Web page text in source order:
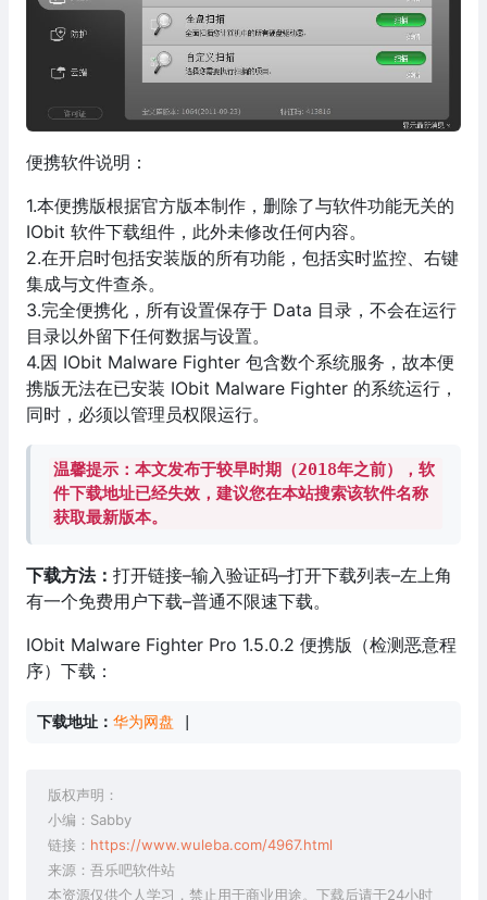
便携软件说明：
1.本便携版根据官方版本制作，删除了与软件功能无关的
IObit 软件下载组件，此外未修改任何内容。
2.在开启时包括安装版的所有功能，包括实时监控、右键
集成与文件查杀。
3.完全便携化，所有设置保存于 Data 目录，不会在运行
目录以外留下任何数据与设置。
4.因 IObit Malware Fighter 包含数个系统服务，故本便
携版无法在已安装 IObit Malware Fighter 的系统运行，
同时，必须以管理员权限运行。
温馨提示：本文发布于较早时期（2018年之前），软
件下载地址已经失效，建议您在本站搜索该软件名称
获取最新版本。
下载方法： 打开链接–输入验证码–打开下载列表–左上角
有一个免费用户下载–普通不限速下载。
IObit Malware Fighter Pro 1.5.0.2 便携版（检测恶意程
序）下载：
下载地址： 华为网盘
版权声明：
小编：Sabby
链接： https://www.wuleba.com/4967.html
来源：吾乐吧软件站
本资源仅供个人学习，禁止用于商业用途。下载后请于24小时